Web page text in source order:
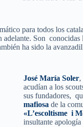
para todos los
adelante. Son
ha sido la
José María Soler,
acudían a los
sus fundadores,
mafiosa de la
«L’escoltisme i
insultante apología